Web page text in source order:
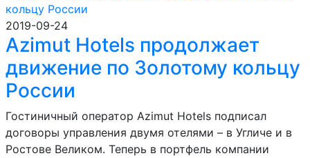
2019-09-24
Azimut Hotels продолжает
движение по Золотому кольцу
России
Гостиничный оператор Azimut Hotels подписал
договоры управления двумя отелями – в Угличе и в
Ростове Великом. Теперь в портфель компании